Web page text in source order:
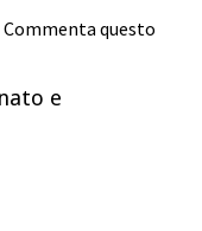
Commenta questo